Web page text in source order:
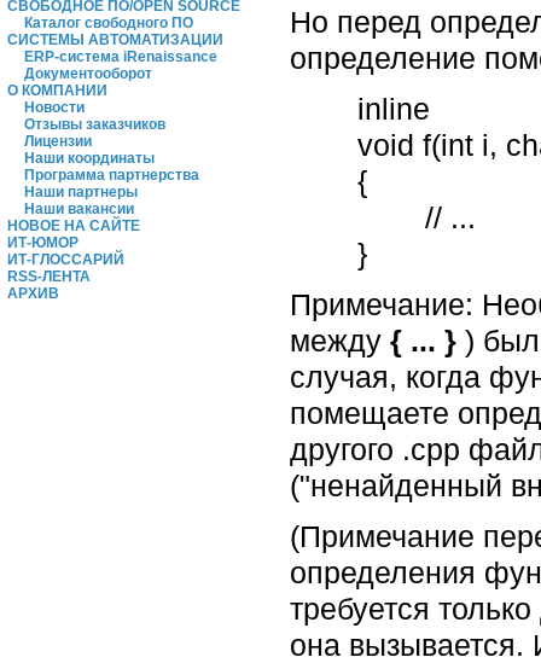
СВОБОДНОЕ ПО/OPEN SOURCE
Каталог свободного ПО
СИСТЕМЫ АВТОМАТИЗАЦИИ
ERP-система iRenaissance
Документооборот
О КОМПАНИИ
Новости
Отзывы заказчиков
Лицензии
Наши координаты
Программа партнерства
Наши партнеры
Наши вакансии
НОВОЕ НА САЙТЕ
ИТ-ЮМОР
ИТ-ГЛОССАРИЙ
RSS-ЛЕНТА
АРХИВ
Но перед
определение
	}
Примечание:
между { ... } )
случая, когда
помещаете
другого .cpp
("ненайденный
(Примечание
определения
требуется
она вызывается.